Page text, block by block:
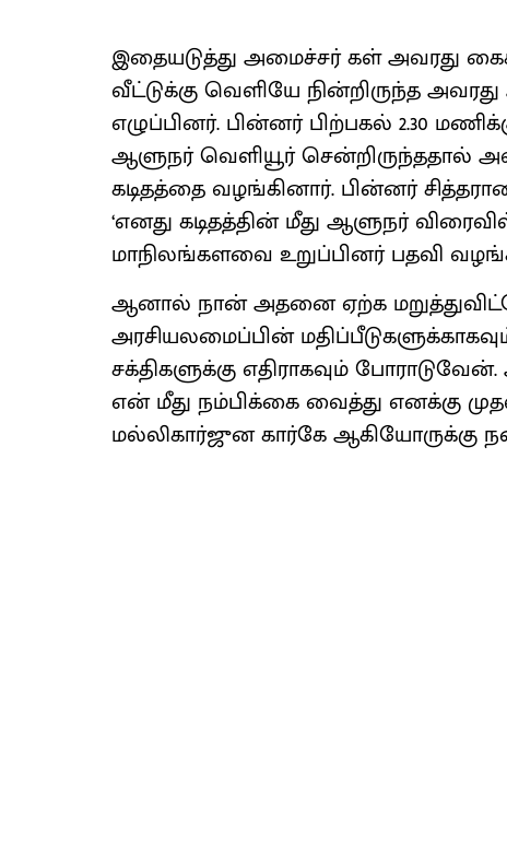
இதையடுத்து அமைச்சர் கள் அவரது
வீட்டுக்கு வெளியே நின்றிருந்த
எழுப்பினர். பின்னர் பிற்பகல் 2.30
ஆளுநர் வெளியூர் சென்றிருந்ததால்
கடிதத்தை வழங்கினார். பின்னர்
‘எனது கடிதத்தின் மீது ஆளுநர்
மாநிலங்களவை உறுப்பினர் பதவி
ஆனால் நான் அதனை ஏற்க
அரசியலமைப்பின்
சக்திகளுக்கு எதிராகவும்
என் மீது நம்பிக்கை வைத்து எனக்கு
மல்லிகார்ஜுன கார்கே ஆகியோருக்கு